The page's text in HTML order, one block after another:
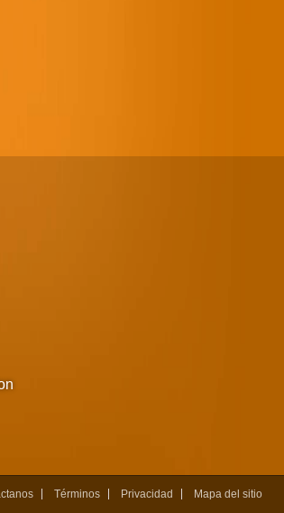
Términos Privacidad Mapa del sitio